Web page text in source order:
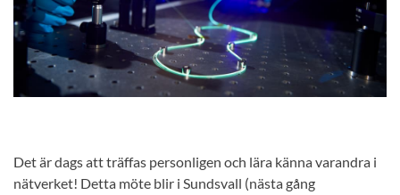
Det är dags att träffas personligen och lära känna varandra i
nätverket! Detta möte blir i Sundsvall (nästa gång